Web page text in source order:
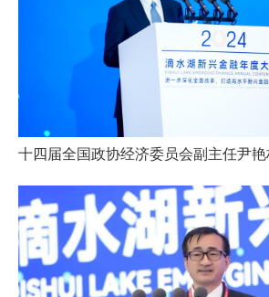
十四届全国政协经济委员会副主任尹艳